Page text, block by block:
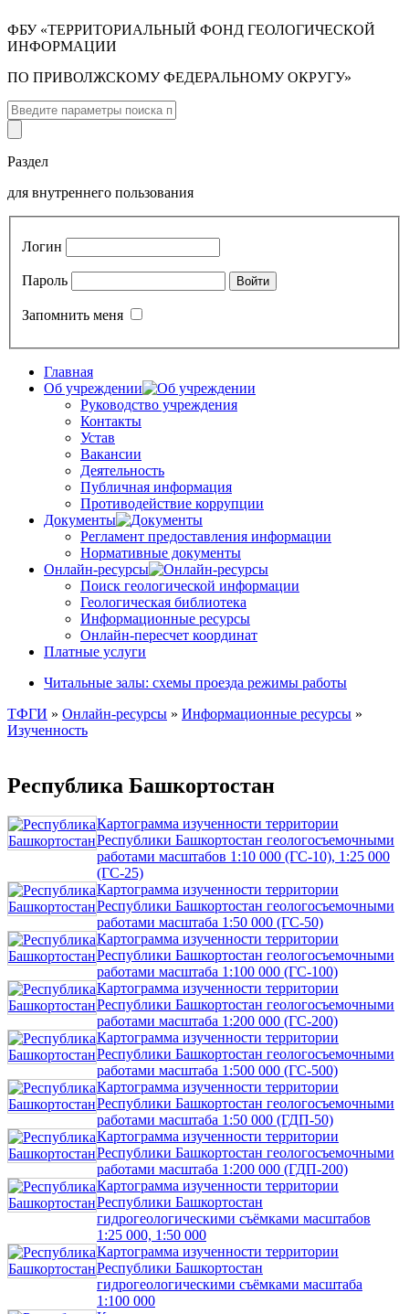
ФБУ «ТЕРРИТОРИАЛЬНЫЙ ФОНД ГЕОЛОГИЧЕСКОЙ
ИНФОРМАЦИИ
ПО ПРИВОЛЖСКОМУ ФЕДЕРАЛЬНОМУ ОКРУГУ»
Раздел
для внутреннего пользования
Логин
Пароль
Запомнить меня
Главная
Об учреждении
Руководство учреждения
Контакты
Устав
Вакансии
Деятельность
Публичная информация
Противодействие коррупции
Документы
Регламент предоставления информации
Нормативные документы
Онлайн-ресурсы
Поиск геологической информации
Геологическая библиотека
Информационные ресурсы
Онлайн-пересчет координат
Платные услуги
Читальные залы: схемы проезда режимы работы
ТФГИ » Онлайн-ресурсы » Информационные ресурсы »
Изученность
Республика Башкортостан
Картограмма изученности территории
Республики Башкортостан геологосъемочными
работами масштабов 1:10 000 (ГС-10), 1:25 000
(ГС-25)
Картограмма изученности территории
Республики Башкортостан геологосъемочными
работами масштаба 1:50 000 (ГС-50)
Картограмма изученности территории
Республики Башкортостан геологосъемочными
работами масштаба 1:100 000 (ГС-100)
Картограмма изученности территории
Республики Башкортостан геологосъемочными
работами масштаба 1:200 000 (ГС-200)
Картограмма изученности территории
Республики Башкортостан геологосъемочными
работами масштаба 1:500 000 (ГС-500)
Картограмма изученности территории
Республики Башкортостан геологосъемочными
работами масштаба 1:50 000 (ГДП-50)
Картограмма изученности территории
Республики Башкортостан геологосъемочными
работами масштаба 1:200 000 (ГДП-200)
Картограмма изученности территории
Республики Башкортостан
гидрогеологическими съёмками масштабов
1:25 000, 1:50 000
Картограмма изученности территории
Республики Башкортостан
гидрогеологическими съёмками масштаба
1:100 000